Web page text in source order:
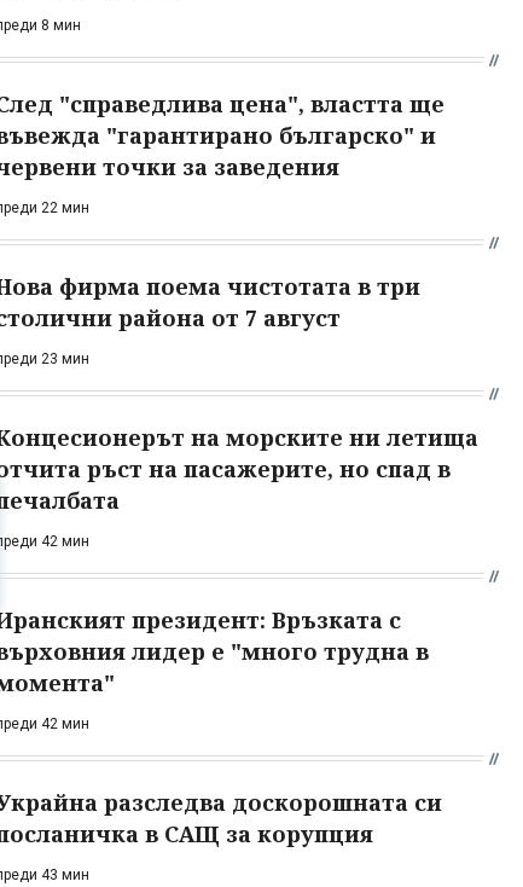
8 мин
"справедлива цена", властта ще
"гарантирано българско" и
точки за заведения
22 мин
фирма поема чистотата в три
района от 7 август
23 мин
на морските ни летища
ръст на пасажерите, но спад в
42 мин
президент: Връзката с
лидер е "много трудна в
42 мин
разследва доскорошната си
в САЩ за корупция
43 мин